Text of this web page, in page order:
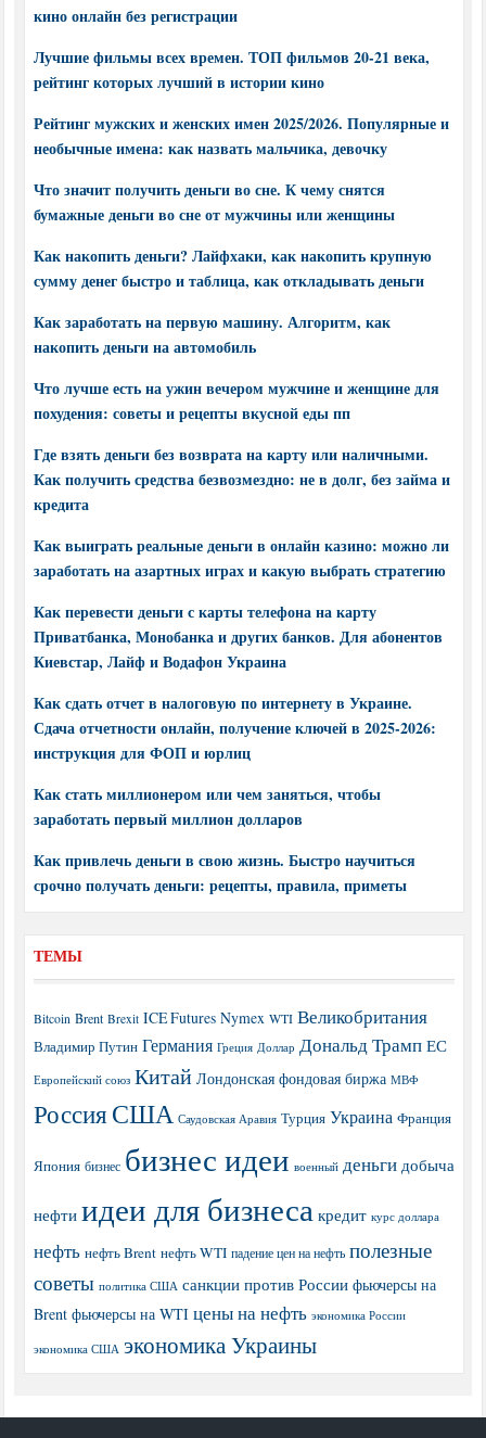
кино онлайн без регистрации
Лучшие фильмы всех времен. ТОП фильмов 20-21 века,
рейтинг которых лучший в истории кино
Рейтинг мужских и женских имен 2025/2026. Популярные и
необычные имена: как назвать мальчика, девочку
Что значит получить деньги во сне. К чему снятся
бумажные деньги во сне от мужчины или женщины
Как накопить деньги? Лайфхаки, как накопить крупную
сумму денег быстро и таблица, как откладывать деньги
Как заработать на первую машину. Алгоритм, как
накопить деньги на автомобиль
Что лучше есть на ужин вечером мужчине и женщине для
похудения: советы и рецепты вкусной еды пп
Где взять деньги без возврата на карту или наличными.
Как получить средства безвозмездно: не в долг, без займа и
кредита
Как выиграть реальные деньги в онлайн казино: можно ли
заработать на азартных играх и какую выбрать стратегию
Как перевести деньги с карты телефона на карту
Приватбанка, Монобанка и других банков. Для абонентов
Киевстар, Лайф и Водафон Украина
Как сдать отчет в налоговую по интернету в Украине.
Сдача отчетности онлайн, получение ключей в 2025-2026:
инструкция для ФОП и юрлиц
Как стать миллионером или чем заняться, чтобы
заработать первый миллион долларов
Как привлечь деньги в свою жизнь. Быстро научиться
срочно получать деньги: рецепты, правила, приметы
ТЕМЫ
Bitcoin Brent Brexit ICE Futures Nymex WTI Великобритания
Владимир Путин Германия Греция Доллар Дональд Трамп ЕС
Европейский союз Китай Лондонская фондовая биржа МВФ
РоссияСША Саудовская Аравия Турция Украина Франция
Япония бизнес бизнес идеи военный деньги добыча
нефти идеи для бизнеса кредит курс доллара
нефть нефть Brent нефть WTI падение цен на нефть полезные
советы политика США санкции против России фьючерсы на
Brent фьючерсы на WTI цены на нефть экономика России
экономика США экономика Украины